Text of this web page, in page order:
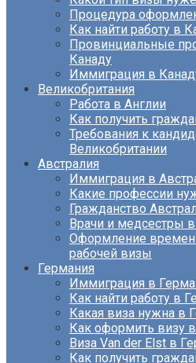
Процедура
Как найти работу в
Провинциальные
Канаду
Иммиграция в
Великобритания
Работа в Англии
Как получить
Требования к
Великобритании
Австралия
Иммиграция в
Какие профессии
Гражданство
Врачи и медсестры
Оформление
рабочей визы
Германия
Иммиграция в
Как найти работу в
Какая виза нужна в
Как оформить визу
Виза Van der Elst в
Как получить